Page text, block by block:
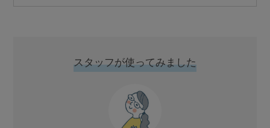
スタッフが使ってみました